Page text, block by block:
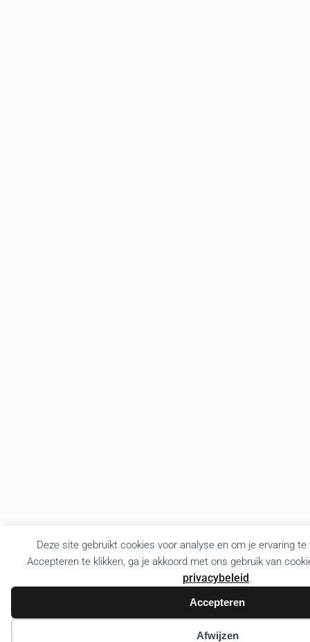
Deze site gebruikt cookies voor analyse en om je ervaring
Accepteren te klikken, ga je akkoord met ons gebruik van
privacybeleid.
Accepteren
Afwijzen